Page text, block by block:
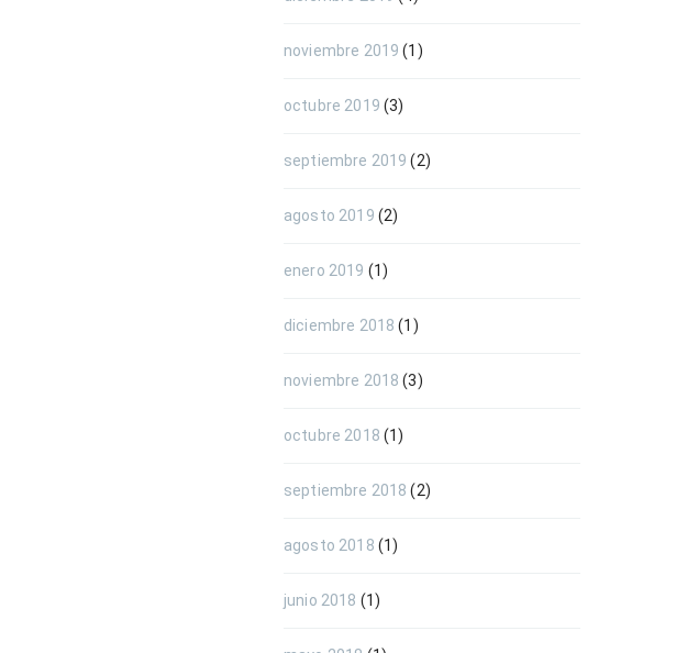
noviembre 2019 (1)
octubre 2019 (3)
septiembre 2019 (2)
agosto 2019 (2)
enero 2019 (1)
diciembre 2018 (1)
noviembre 2018 (3)
octubre 2018 (1)
septiembre 2018 (2)
agosto 2018 (1)
junio 2018 (1)